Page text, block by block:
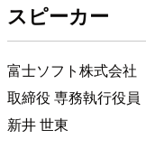
スピーカー
富士ソフト株式会社
取締役 専務執行役員
新井 世東